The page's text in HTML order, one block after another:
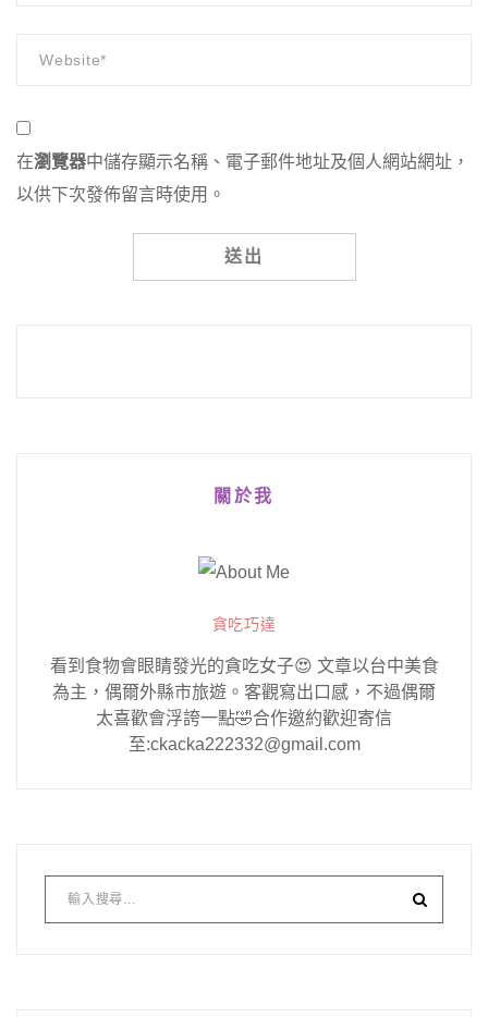
在瀏覽器中儲存顯示名稱、電子郵件地址及個人網站網址，
以供下次發佈留言時使用。
關於我
貪吃巧達
看到食物會眼睛發光的貪吃女子😍 文章以台中美食
為主，偶爾外縣市旅遊。客觀寫出口感，不過偶爾
太喜歡會浮誇一點🤣合作邀約歡迎寄信
至:ckacka222332@gmail.com